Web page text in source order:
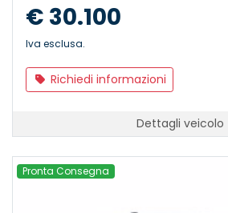
€ 30.100
Iva esclusa.
Richiedi informazioni
Dettagli veicolo
Pronta Consegna